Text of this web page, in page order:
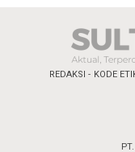
REDAKSI KODE